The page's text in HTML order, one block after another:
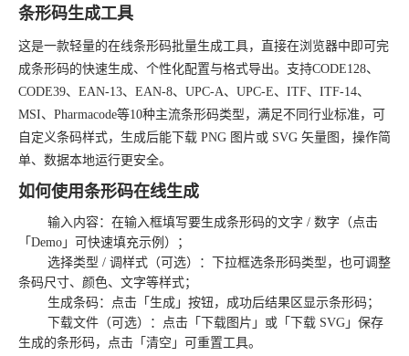
条形码生成工具
这是一款轻量的在线条形码批量生成工具，直接在浏览器中即可完
成条形码的快速生成、个性化配置与格式导出。支持CODE128、
CODE39、EAN-13、EAN-8、UPC-A、UPC-E、ITF、ITF-14、
MSI、Pharmacode等10种主流条形码类型，满足不同行业标准，可
自定义条码样式，生成后能下载 PNG 图片或 SVG 矢量图，操作简
单、数据本地运行更安全。
如何使用条形码在线生成
输入内容：在输入框填写要生成条形码的文字 / 数字（点击
「Demo」可快速填充示例）；
选择类型 / 调样式（可选）：下拉框选条形码类型，也可调整
条码尺寸、颜色、文字等样式；
生成条码：点击「生成」按钮，成功后结果区显示条形码；
下载文件（可选）：点击「下载图片」或「下载 SVG」保存
生成的条形码，点击「清空」可重置工具。